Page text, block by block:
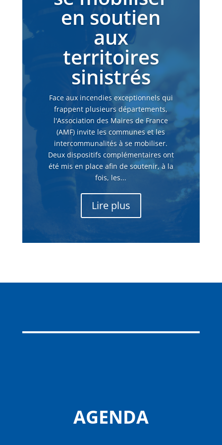
en soutien
aux
territoires
sinistrés
Face aux incendies exceptionnels qui
frappent plusieurs départements,
l'Association des Maires de France
(AMF) invite les communes et les
intercommunalités à se mobiliser.
Deux dispositifs complémentaires ont
été mis en place afin de soutenir, à la
fois, les...
Lire plus
AGENDA